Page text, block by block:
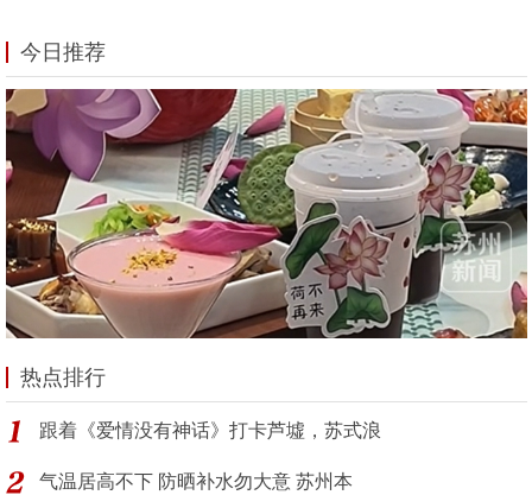
今日推荐
热点排行
跟着《爱情没有神话》打卡芦墟，苏式浪
气温居高不下 防晒补水勿大意 苏州本